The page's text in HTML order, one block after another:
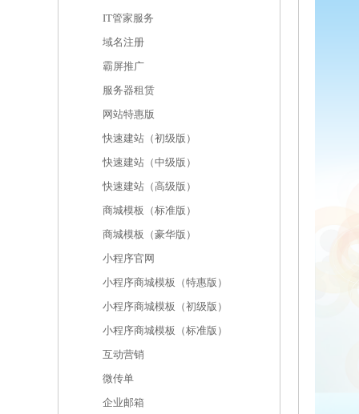
IT管家服务
域名注册
霸屏推广
服务器租赁
网站特惠版
快速建站（初级版）
快速建站（中级版）
快速建站（高级版）
商城模板（标准版）
商城模板（豪华版）
小程序官网
小程序商城模板（特惠版）
小程序商城模板（初级版）
小程序商城模板（标准版）
互动营销
微传单
企业邮箱